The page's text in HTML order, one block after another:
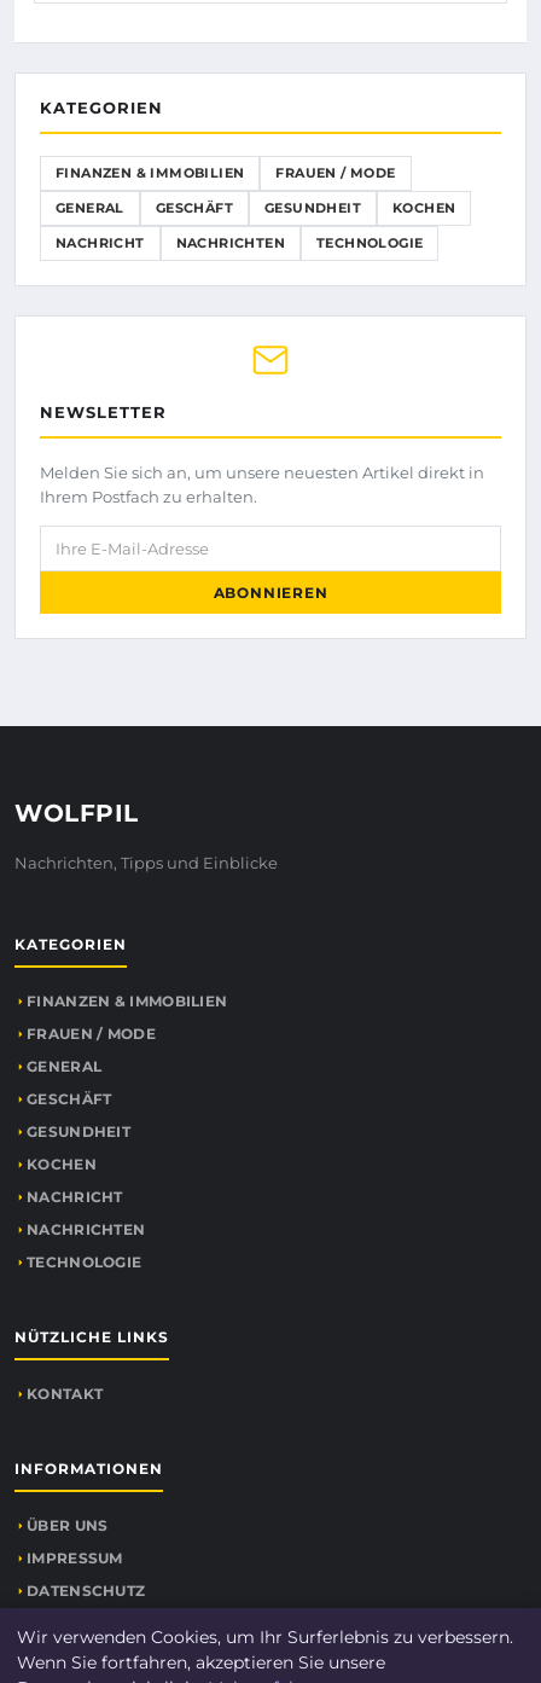
KATEGORIEN
FINANZEN & IMMOBILIEN FRAUEN / MODE
GENERAL GESCHÄFT GESUNDHEIT KOCHEN
NACHRICHT NACHRICHTEN TECHNOLOGIE
NEWSLETTER
Melden Sie sich an, um unsere neuesten Artikel direkt in
Ihrem Postfach zu erhalten.
Ihre E-Mail-Adresse
ABONNIEREN
WOLFPIL
Nachrichten, Tipps und Einblicke
KATEGORIEN
FINANZEN & IMMOBILIEN
FRAUEN / MODE
GENERAL
GESCHÄFT
GESUNDHEIT
KOCHEN
NACHRICHT
NACHRICHTEN
TECHNOLOGIE
NÜTZLICHE LINKS
KONTAKT
INFORMATIONEN
ÜBER UNS
IMPRESSUM
DATENSCHUTZ
Wir verwenden Cookies, um Ihr Surferlebnis zu verbessern.
Wenn Sie fortfahren, akzeptieren Sie unsere